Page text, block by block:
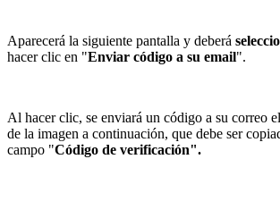
Aparecerá la siguiente pantalla y deberá
hacer clic en "Enviar código a su email".
Al hacer clic, se enviará un código a su correo
de la imagen a continuación, que debe ser
campo "Código de verificación".